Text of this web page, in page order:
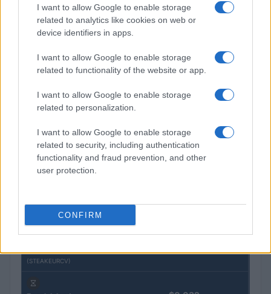
I want to allow Google to enable storage
related to analytics like cookies on web or
device identifiers in apps.
I want to allow Google to enable storage
related to functionality of the website or app.
I want to allow Google to enable storage
related to personalization.
I want to allow Google to enable storage
related to security, including authentication
functionality and fraud prevention, and other
user protection.
CONFIRM
Andrea Innocenti · 4 Ago 2026
QUOTAZIONI CRYPTO
Gold (Terra
(PAXG)
$4,187.30
(KBTC)
(STEAKEURCV)